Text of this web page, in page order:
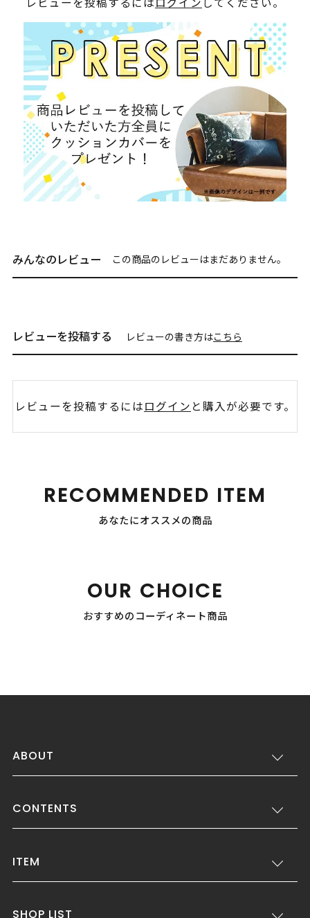
みんなのレビュー この商品のレビューはまだありません。
レビューを投稿する レビューの書き方はこちら
レビューを投稿するにはログイン と購入が必要です。
RECOMMENDED ITEM
あなたにオススメの商品
OUR CHOICE
おすすめのコーディネート商品
ABOUT
CONTENTS
ITEM
SHOP LIST